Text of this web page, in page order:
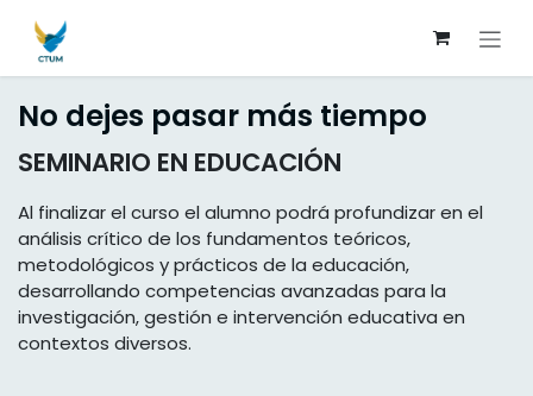
No dejes pasar más tiempo
SEMINARIO EN EDUCACIÓN
Al finalizar el curso el alumno podrá profundizar en el
análisis crítico de los fundamentos teóricos,
metodológicos y prácticos de la educación,
desarrollando competencias avanzadas para la
investigación, gestión e intervención educativa en
contextos diversos.